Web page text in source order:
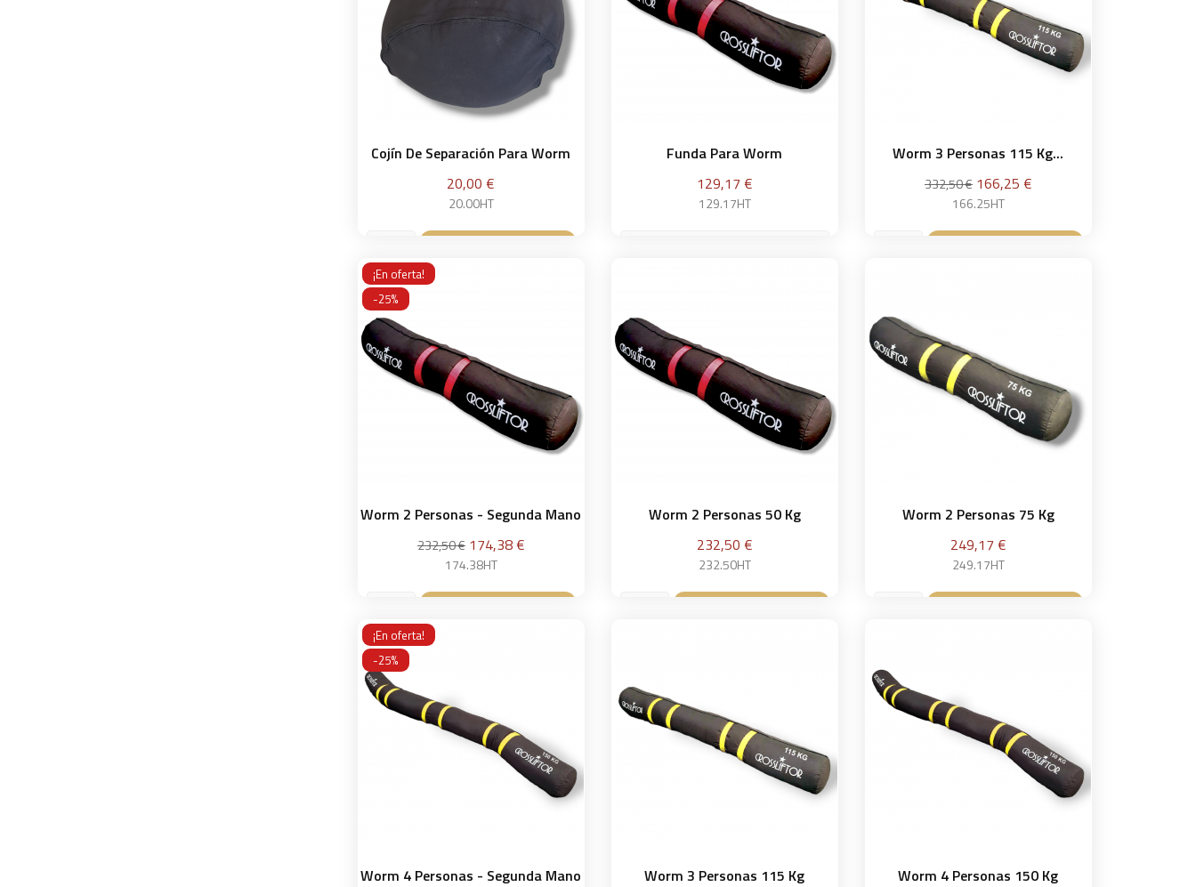
Cojín De Separación Para Worm
Precio
20,00 €
20.00HT
Funda Para Worm
Precio
129,17 €
129.17HT
Worm 3 Personas 115 Kg...
Precio
332,50 € Precio
166,25 €
166.25HT
Worm 2 Personas - Segunda Mano
Precio
232,50 € Precio
174,38 €
174.38HT
¡En oferta!
-25%
Worm 2 Personas 50 Kg
Precio
232,50 €
232.50HT
Worm 2 Personas 75 Kg
Precio
249,17 €
249.17HT
Worm 4 Personas - Segunda Mano
¡En oferta!
-25%
Worm 3 Personas 115 Kg
Worm 4 Personas 150 Kg